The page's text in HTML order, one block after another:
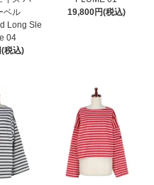
ベル
Long Sle
04
税込)
19,800円(税込)